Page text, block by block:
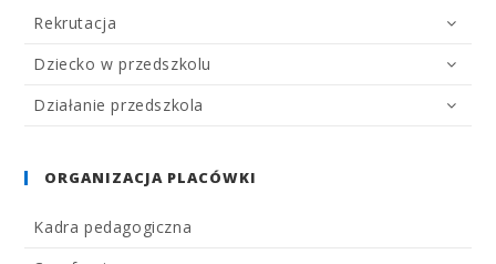
Rekrutacja
Dziecko w przedszkolu
Działanie przedszkola
ORGANIZACJA PLACÓWKI
Kadra pedagogiczna